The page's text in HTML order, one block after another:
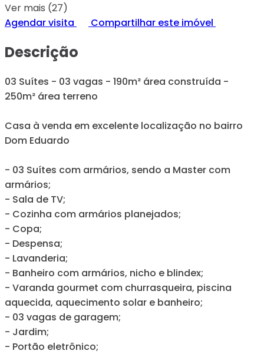
Ver mais (27)
Agendar visita
Compartilhar este imóvel
Descrição
03 Suítes - 03 vagas - 190m² área construída -
250m² área terreno
Casa à venda em excelente localização no bairro
Dom Eduardo
- 03 Suítes com armários, sendo a Master com
armários;
- Sala de TV;
- Cozinha com armários planejados;
- Copa;
- Despensa;
- Lavanderia;
- Banheiro com armários, nicho e blindex;
- Varanda gourmet com churrasqueira, piscina
aquecida, aquecimento solar e banheiro;
- 03 vagas de garagem;
- Jardim;
- Portão eletrônico;